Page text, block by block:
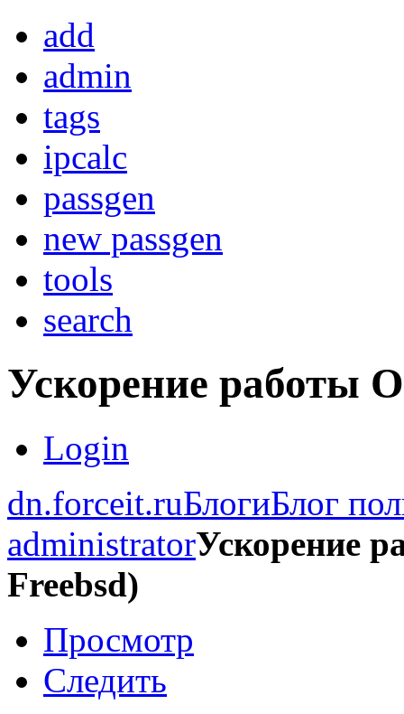
add
admin
tags
ipcalc
passgen
new passgen
tools
search
Ускорение работы
Login
dn.forceit.ruБлогиБлог
administratorУскорение
Freebsd)
Просмотр
Следить